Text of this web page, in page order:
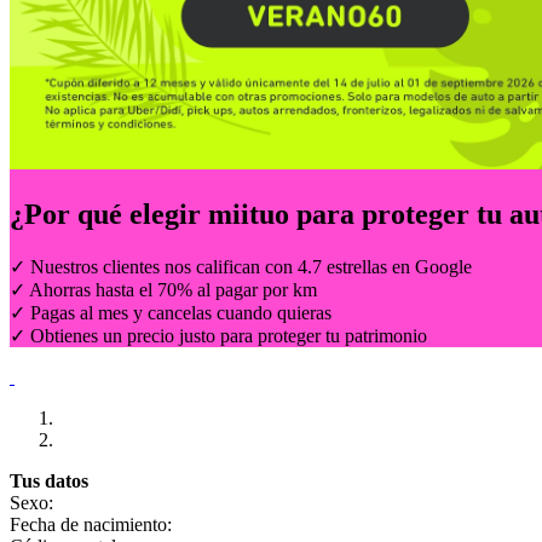
¿Por qué elegir miituo para proteger tu
✓ Nuestros clientes nos califican con 4.7 estrellas en Google
✓ Ahorras hasta el 70% al pagar por km
✓ Pagas al mes y cancelas cuando quieras
✓ Obtienes un precio justo para proteger tu patrimonio
Tus datos
Sexo:
Fecha de nacimiento: